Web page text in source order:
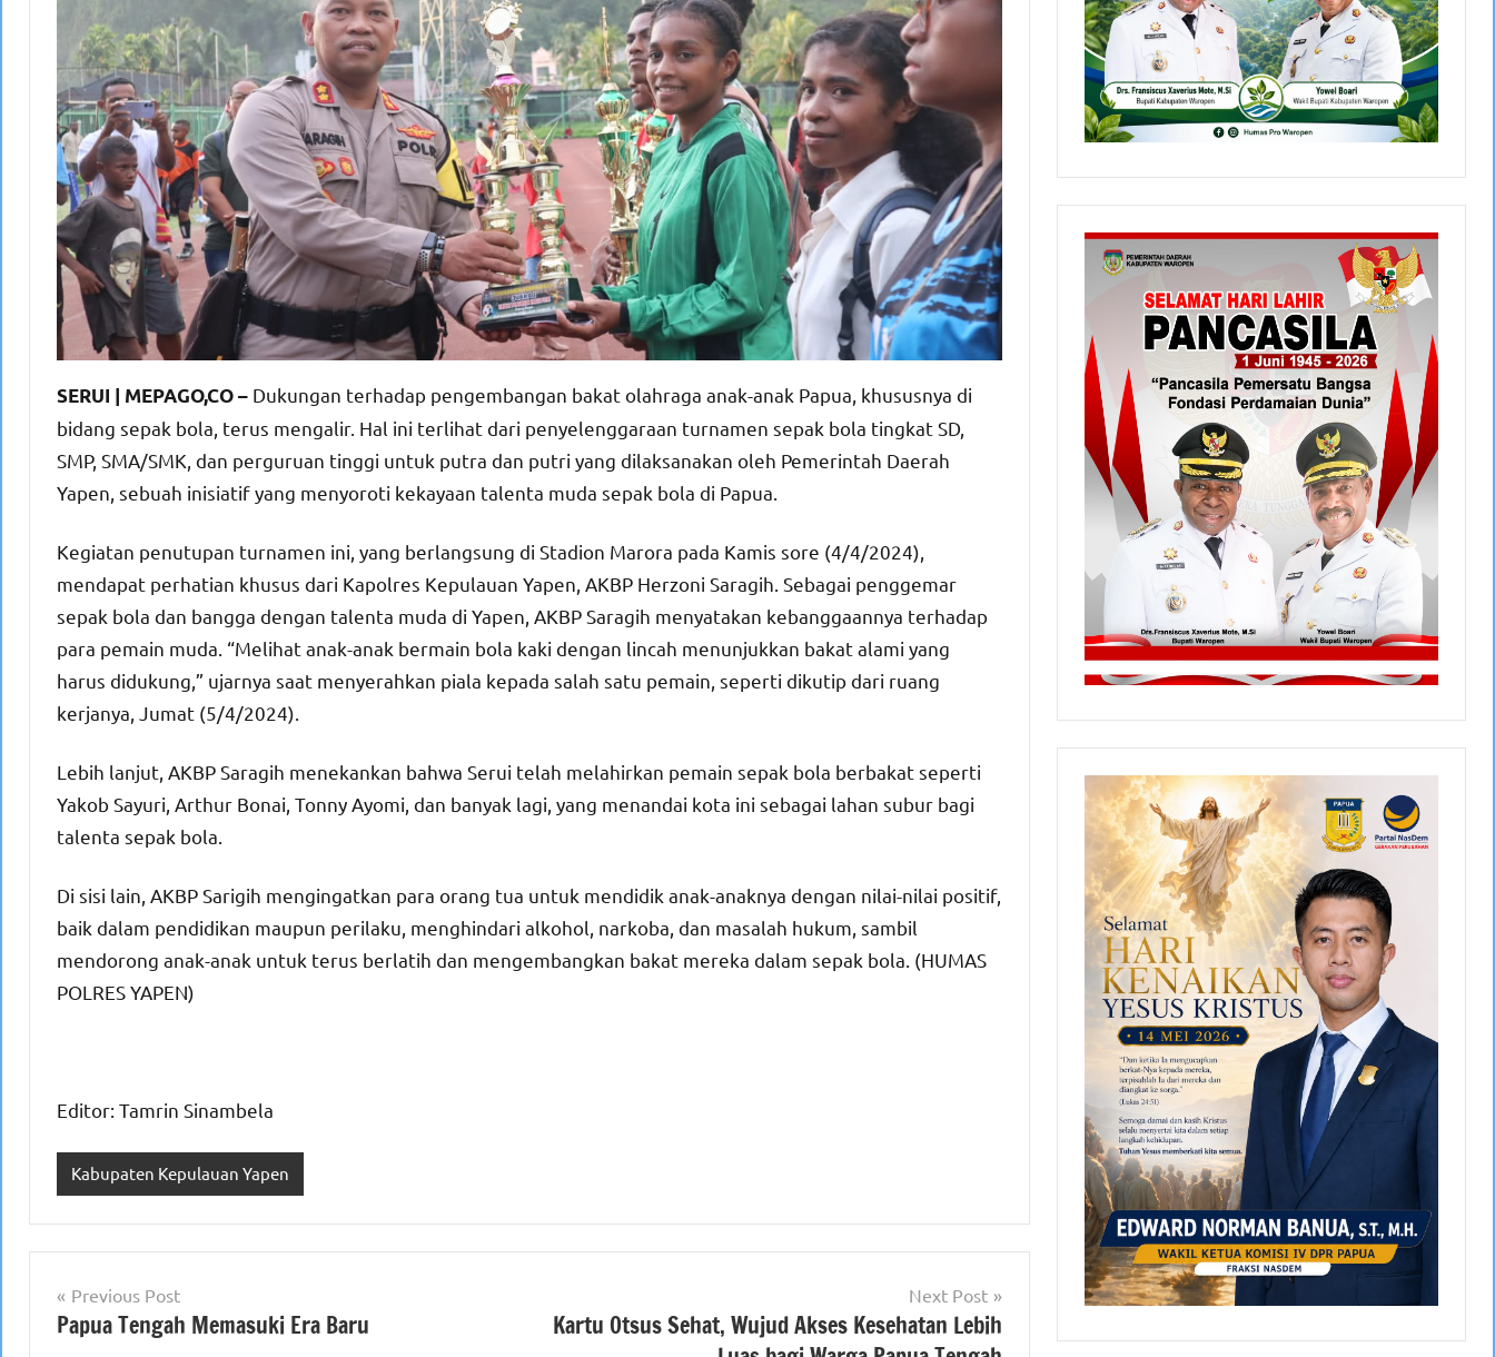
SERUI | MEPAGO,CO – Dukungan terhadap pengembangan bakat olahraga anak-anak Papua, khususnya di
bidang sepak bola, terus mengalir. Hal ini terlihat dari penyelenggaraan turnamen sepak bola tingkat SD,
SMP, SMA/SMK, dan perguruan tinggi untuk putra dan putri yang dilaksanakan oleh Pemerintah Daerah
Yapen, sebuah inisiatif yang menyoroti kekayaan talenta muda sepak bola di Papua.
Kegiatan penutupan turnamen ini, yang berlangsung di Stadion Marora pada Kamis sore (4/4/2024),
mendapat perhatian khusus dari Kapolres Kepulauan Yapen, AKBP Herzoni Saragih. Sebagai penggemar
sepak bola dan bangga dengan talenta muda di Yapen, AKBP Saragih menyatakan kebanggaannya terhadap
para pemain muda. “Melihat anak-anak bermain bola kaki dengan lincah menunjukkan bakat alami yang
harus didukung,” ujarnya saat menyerahkan piala kepada salah satu pemain, seperti dikutip dari ruang
kerjanya, Jumat (5/4/2024).
Lebih lanjut, AKBP Saragih menekankan bahwa Serui telah melahirkan pemain sepak bola berbakat seperti
Yakob Sayuri, Arthur Bonai, Tonny Ayomi, dan banyak lagi, yang menandai kota ini sebagai lahan subur bagi
talenta sepak bola.
Di sisi lain, AKBP Sarigih mengingatkan para orang tua untuk mendidik anak-anaknya dengan nilai-nilai positif,
baik dalam pendidikan maupun perilaku, menghindari alkohol, narkoba, dan masalah hukum, sambil
mendorong anak-anak untuk terus berlatih dan mengembangkan bakat mereka dalam sepak bola. (HUMAS
POLRES YAPEN)
Editor: Tamrin Sinambela
Kabupaten Kepulauan Yapen
Navigasi
pos
Previous Post
Papua Tengah Memasuki Era Baru
Next Post
Kartu Otsus Sehat, Wujud Akses Kesehatan Lebih